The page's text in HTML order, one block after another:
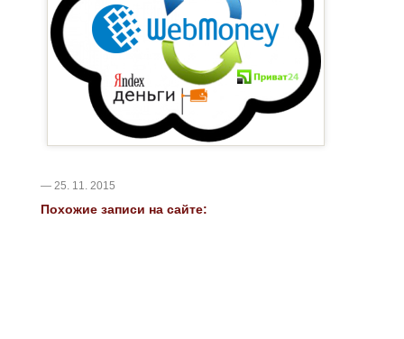
— 25. 11. 2015
Похожие записи на сайте: